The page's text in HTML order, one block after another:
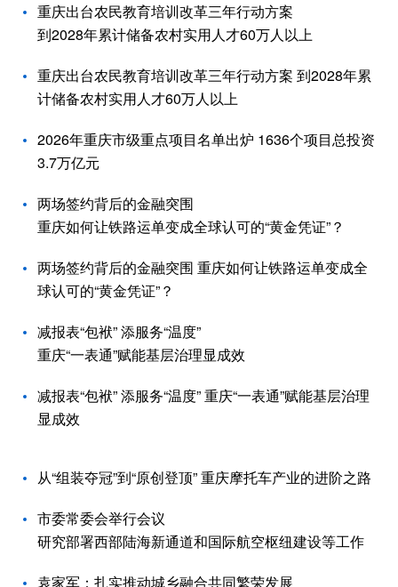
重庆出台农民教育培训改革三年行动方案
到2028年累计储备农村实用人才60万人以上
重庆出台农民教育培训改革三年行动方案 到2028年累
计储备农村实用人才60万人以上
2026年重庆市级重点项目名单出炉 1636个项目总投资
3.7万亿元
两场签约背后的金融突围
重庆如何让铁路运单变成全球认可的“黄金凭证”？
两场签约背后的金融突围 重庆如何让铁路运单变成全
球认可的“黄金凭证”？
减报表“包袱” 添服务“温度”
重庆“一表通”赋能基层治理显成效
减报表“包袱” 添服务“温度” 重庆“一表通”赋能基层治理
显成效
从“组装夺冠”到“原创登顶” 重庆摩托车产业的进阶之路
市委常委会举行会议
研究部署西部陆海新通道和国际航空枢纽建设等工作
袁家军：扎实推动城乡融合共同繁荣发展